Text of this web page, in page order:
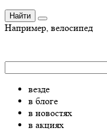
Найти
Например, велосипед
везде
в блоге
в новостях
в акциях